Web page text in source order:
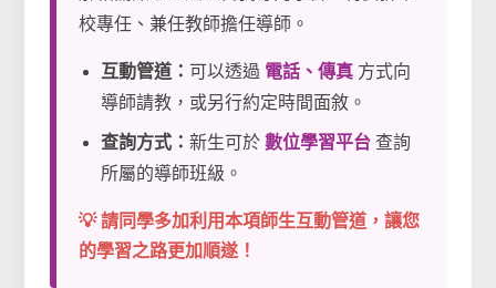
校專任、兼任教師擔任導師。
互動管道： 可以透過 電話、傳真 方式向
導師請教，或另行約定時間面敘。
查詢方式：新生可於數位學習平台 查詢
所屬的導師班級。
💡 請同學多加利用本項師生互動管道，讓您
的學習之路更加順遂！